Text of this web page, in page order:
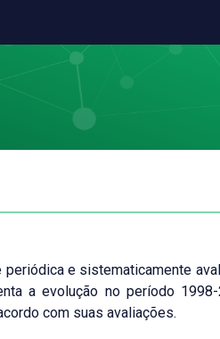
e sistematicamente
a evolução no período
com suas avaliações.